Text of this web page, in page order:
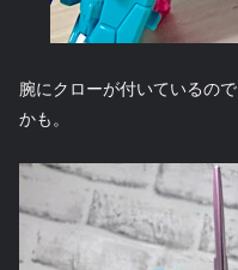
腕にクローが付いているの
かも。